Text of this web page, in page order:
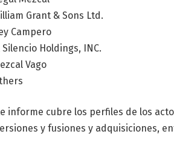
Grant & Sons Ltd.
Campero
Silencio Holdings, INC.
Vago
informe cubre los perfiles de los
y fusiones y adquisiciones,